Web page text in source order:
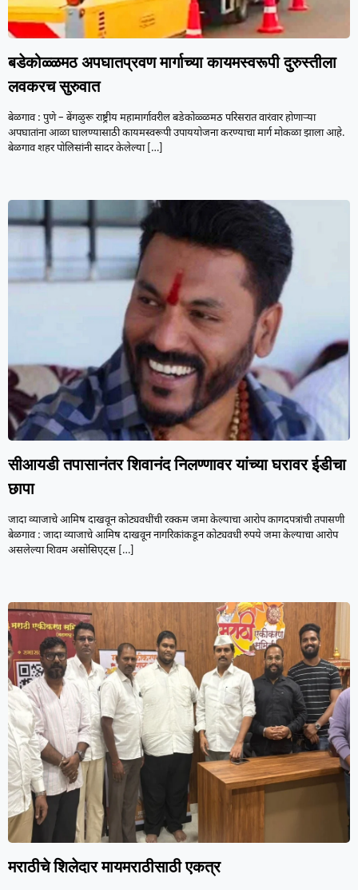
बडेकोळ्ळमठ अपघातप्रवण मार्गाच्या कायमस्वरूपी दुरुस्तीला
लवकरच सुरुवात
बेळगाव : पुणे – बेंगळुरू राष्ट्रीय महामार्गावरील बडेकोळ्ळमठ परिसरात वारंवार होणाऱ्या
अपघातांना आळा घालण्यासाठी कायमस्वरूपी उपाययोजना करण्याचा मार्ग मोकळा झाला आहे.
बेळगाव शहर पोलिसांनी सादर केलेल्या[…]
सीआयडी तपासानंतर शिवानंद निलण्णावर यांच्या घरावर ईडीचा
छापा
जादा व्याजाचे आमिष दाखवून कोट्यवधींची रक्कम जमा केल्याचा आरोप कागदपत्रांची तपासणी
बेळगाव : जादा व्याजाचे आमिष दाखवून नागरिकांकडून कोट्यवधी रुपये जमा केल्याचा आरोप
असलेल्या शिवम असोसिएट्स […]
मराठीचे शिलेदार मायमराठीसाठी एकत्र